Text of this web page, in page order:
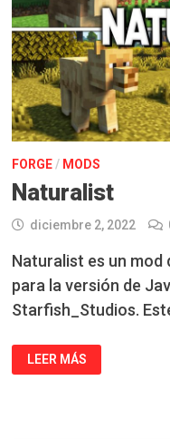
FORGE/ MODS
Naturalist
diciembre 2, 2022
Naturalist es un mod
para la versión de
Starfish_Studios.
NATURALIST
LEER MÁS